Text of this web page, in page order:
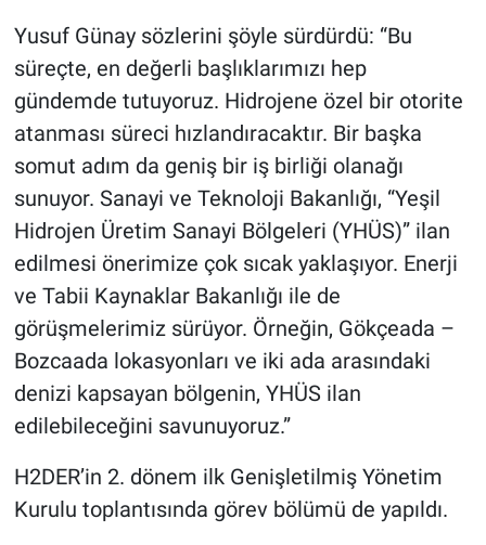
Yusuf Günay sözlerini şöyle sürdürdü: “Bu
süreçte, en değerli başlıklarımızı hep
gündemde tutuyoruz. Hidrojene özel bir otorite
atanması süreci hızlandıracaktır. Bir başka
somut adım da geniş bir iş birliği olanağı
sunuyor. Sanayi ve Teknoloji Bakanlığı, “Yeşil
Hidrojen Üretim Sanayi Bölgeleri (YHÜS)” ilan
edilmesi önerimize çok sıcak yaklaşıyor. Enerji
ve Tabii Kaynaklar Bakanlığı ile de
görüşmelerimiz sürüyor. Örneğin, Gökçeada –
Bozcaada lokasyonları ve iki ada arasındaki
denizi kapsayan bölgenin, YHÜS ilan
edilebileceğini savunuyoruz.”
H2DER’in 2. dönem ilk Genişletilmiş Yönetim
Kurulu toplantısında görev bölümü de yapıldı.